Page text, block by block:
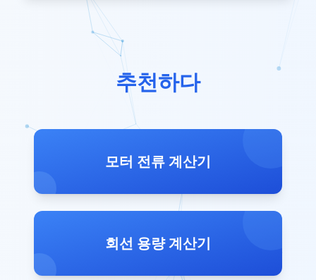
추천하다
모터 전류 계산기
회선 용량 계산기